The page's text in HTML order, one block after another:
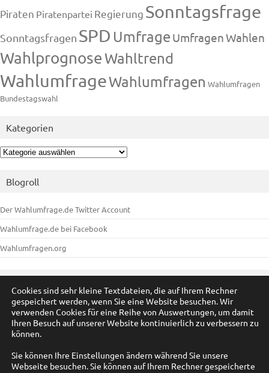
Piraten Piratenpartei Regierung Sonntagsfrage
Sonntagsfragen SPD Umfrage UmfragenWahlen
WahlprognoseWahltrend
WahlumfrageWahlumfragen Wahlumfragen
Bundestagswahl
Kategorien
Kategorien
Blogroll
Der Wahlumfrage.de Twitter Account
Wahlumfrage.de bei Facebook
Wahlumfragen.org
Anmelden
Eintrags-Feed
WordPress.org
Cookies sind sehr kleine Textdateien, die auf Ihrem Rechner
gespeichert werden, wenn Sie eine Website besuchen. Wir
verwenden Cookies für eine Reihe von Auswertungen, um damit
Ihren Besuch auf unserer Website kontinuierlich zu verbessern zu
können.
Sie können Ihre Einstellungen ändern während Sie unsere
Webseite besuchen. Sie können auf Ihrem Rechner gespeicherte